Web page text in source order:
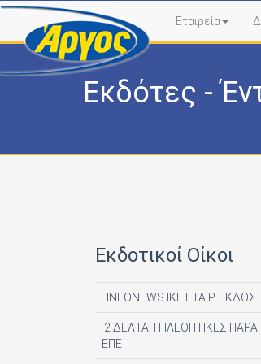
Εταιρεία
Εκδότες -
Εκδοτικοί Οίκοι
INFONEWS ΙΚΕ ΕΤΑΙΡ.
2 ΔΕΛΤΑ ΤΗΛΕΟΠΤΙΚΕΣ
ΕΠΕ